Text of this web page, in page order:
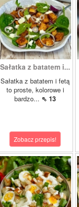
Sałatka z batatem i...
Sałatka z batatem i fetą
to proste, kolorowe i
bardzo... ⇖ 13
Zobacz przepis!